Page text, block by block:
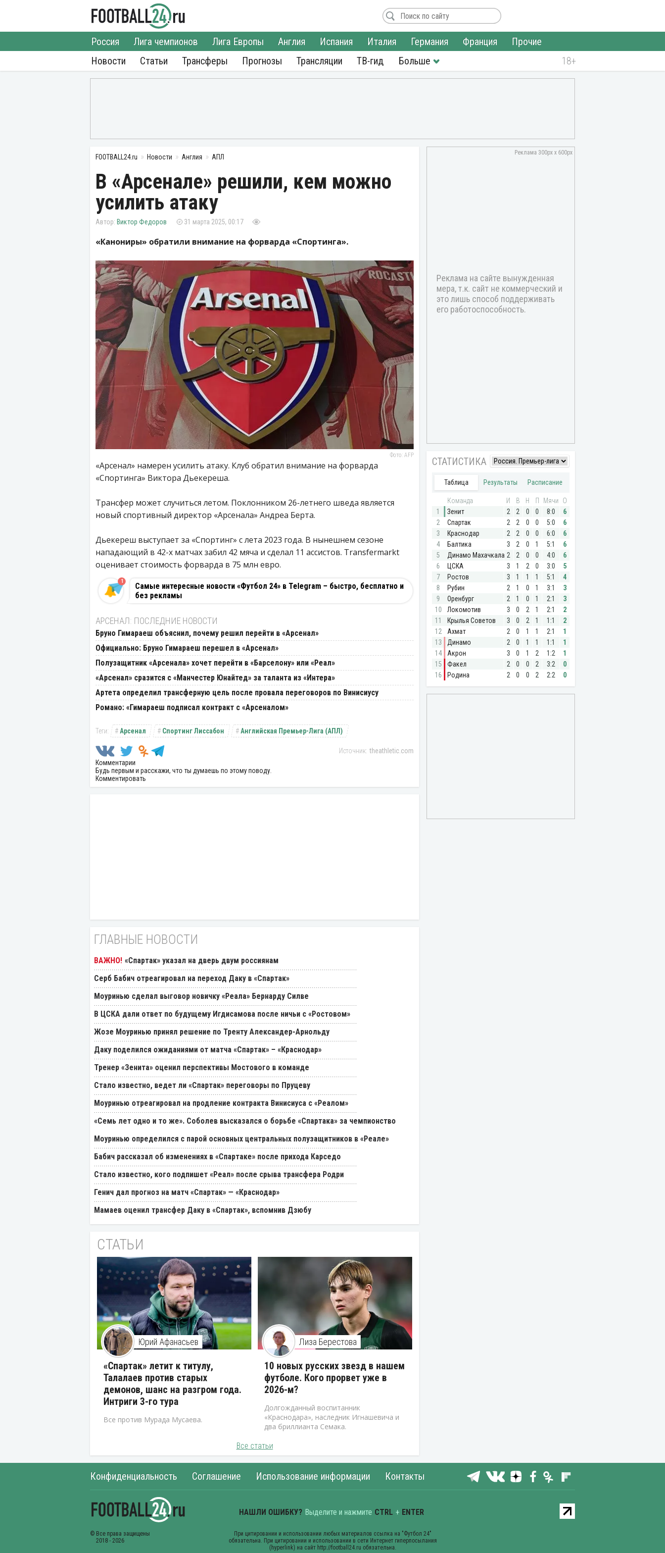
Новости
Россия Лига чемпионов Лига Европы Англия Испания Италия Германия Франция
Прочие
Статьи
Трансферы Прогнозы Трансляции ТВ-гид
FOOTBALL24.ru Новости Англия АПЛ
В «Арсенале» решили, кем можно
усилить атаку
Виктор Федоров 31 марта 2025, 00:17
«Канониры» обратили внимание на форварда «Спортинга».
Фото: AFP
«Арсенал» намерен усилить атаку. Клуб обратил внимание на форварда
«Спортинга» Виктора Дьекереша.
Трансфер может случиться летом. Поклонником 26-летнего шведа является
новый спортивный директор «Арсенала» Андреа Берта.
Дьекереш выступает за «Спортинг» с лета 2023 года. В нынешнем сезоне
нападающий в 42-х матчах забил 42 мяча и сделал 11 ассистов. Transfermarkt
оценивает стоимость форварда в 75 млн евро.
Самые интересные новости «Футбол 24» в Telegram – быстро, бесплатно и
без рекламы
1
АРСЕНАЛ: ПОСЛЕДНИЕ НОВОСТИ
Бруно Гимараеш объяснил, почему решил перейти в «Арсенал»
Официально: Бруно Гимараеш перешел в «Арсенал»
Полузащитник «Арсенала» хочет перейти в «Барселону» или «Реал»
«Арсенал» сразится с «Манчестер Юнайтед» за таланта из «Интера»
Артета определил трансферную цель после провала переговоров по Винисиусу
Романо: «Гимараеш подписал контракт с «Арсеналом»
Арсенал Спортинг Лиссабон Английская Премьер-Лига (АПЛ)
theathletic.com
Комментарии
Будь первым и расскажи, что ты думаешь по этому поводу.
Комментировать
ГЛАВНЫЕ НОВОСТИ
«Спартак» указал на дверь двум россиянам
Серб Бабич отреагировал на переход Даку в «Спартак»
Моуринью сделал выговор новичку «Реала» Бернарду Силве
В ЦСКА дали ответ по будущему Игдисамова после ничьи с «Ростовом»
Жозе Моуринью принял решение по Тренту Александер-Арнольду
Даку поделился ожиданиями от матча «Спартак» – «Краснодар»
Тренер «Зенита» оценил перспективы Мостового в команде
Стало известно, ведет ли «Спартак» переговоры по Пруцеву
Моуринью отреагировал на продление контракта Винисиуса с «Реалом»
«Семь лет одно и то же». Соболев высказался о борьбе «Спартака» за чемпионство
Моуринью определился с парой основных центральных полузащитников в «Реале»
Бабич рассказал об изменениях в «Спартаке» после прихода Карседо
Стало известно, кого подпишет «Реал» после срыва трансфера Родри
Генич дал прогноз на матч «Спартак» — «Краснодар»
Мамаев оценил трансфер Даку в «Спартак», вспомнив Дзюбу
СТАТЬИ
Юрий Афанасьев
«Спартак» летит к титулу,
Талалаев против старых
демонов, шанс на разгром года.
Интриги 3-го тура
Все против Мурада Мусаева.
Лиза Берестова
10 новых русских звезд в нашем
футболе. Кого прорвет уже в
2026-м?
Долгожданный воспитанник
«Краснодара», наследник Игнашевича и
два бриллианта Семака.
Все статьи
Конфиденциальность Соглашение Использование информации Контакты